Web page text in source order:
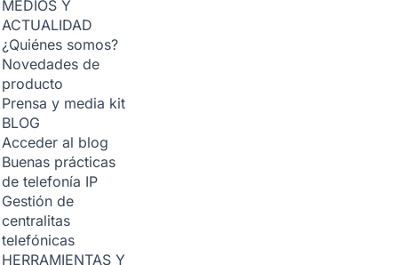
MEDIOS Y
ACTUALIDAD
¿Quiénes somos?
Novedades de
producto
Prensa y media kit
BLOG
Acceder al blog
Buenas prácticas
de telefonía IP
Gestión de
centralitas
telefónicas
HERRAMIENTAS Y